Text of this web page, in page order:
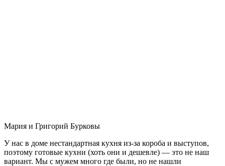
Мария и Григорий Бурковы
У нас в доме нестандартная кухня из-за короба и выступов,
поэтому готовые кухни (хоть они и дешевле) — это не наш
вариант. Мы с мужем много где были, но не нашли